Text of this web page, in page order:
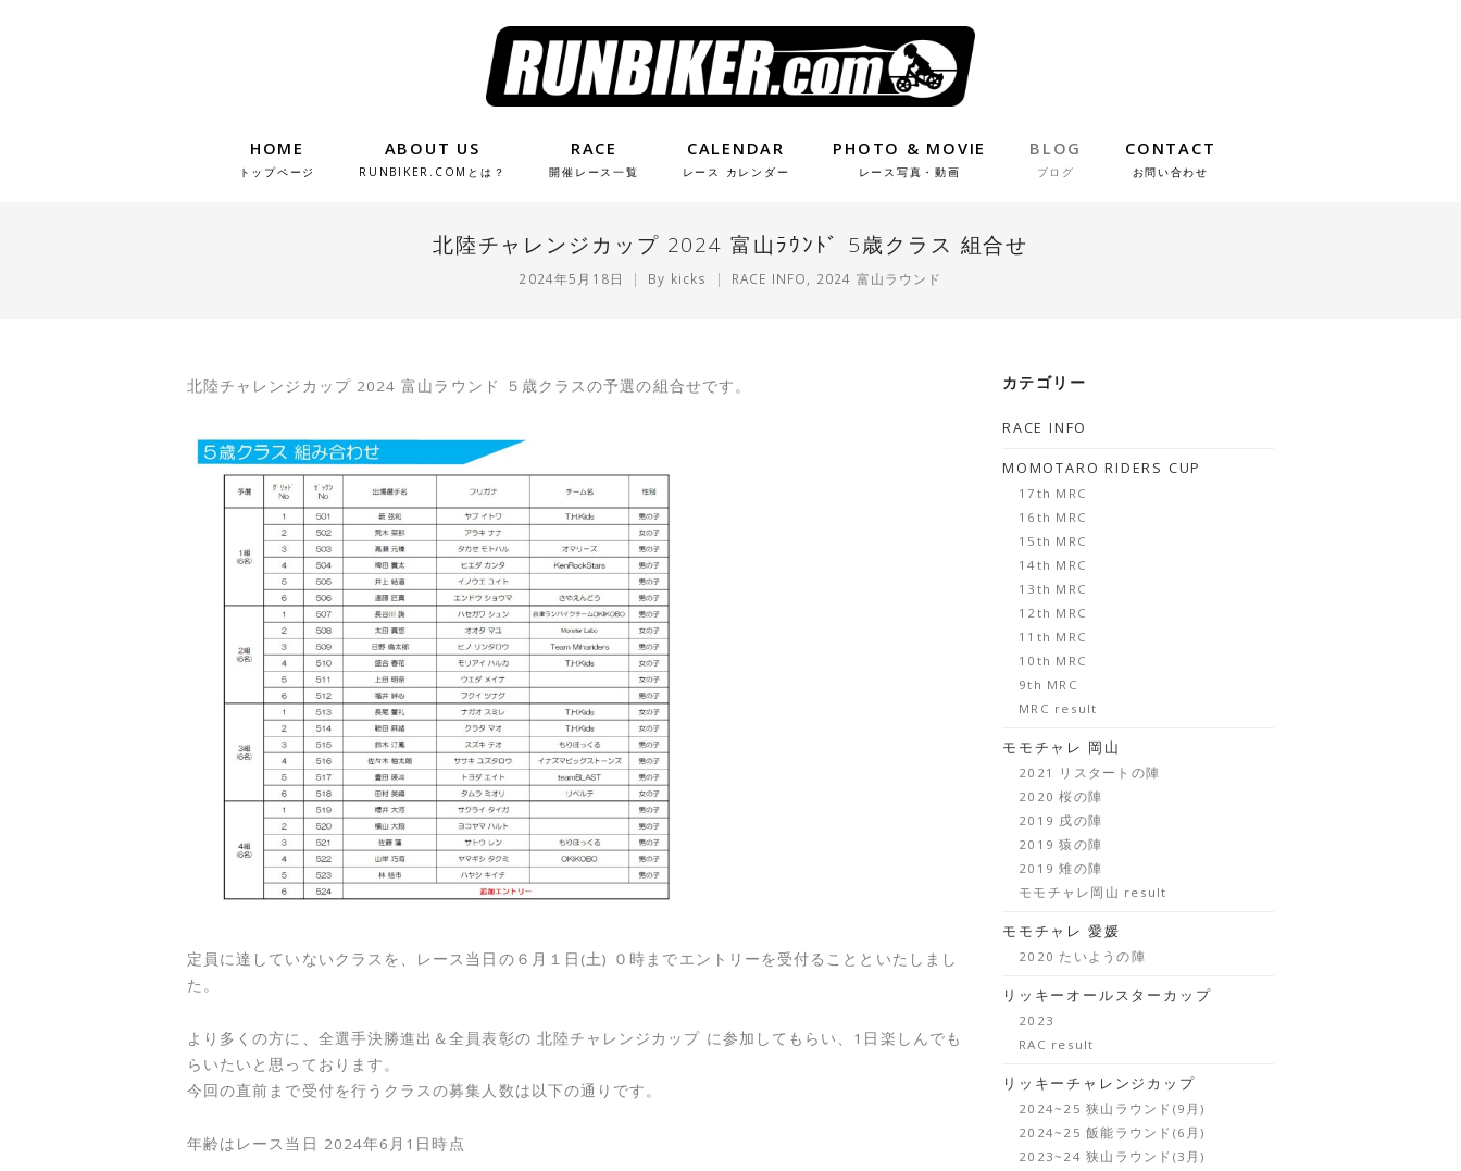
HOME
トップページ
ABOUT US
RUNBIKER.COMとは？
RACE
開催レース一覧
CALENDAR
レース カレンダー
PHOTO & MOVIE
レース写真・動画
BLOG
ブログ
CONTACT
お問い合わせ
北陸チャレンジカップ 2024 富山ﾗｳﾝﾄﾞ 5歳クラス 組合せ
2024年5月18日 By kicks RACE INFO 2024 富山ラウンド
北陸チャレンジカップ 2024 富山ラウンド ５歳クラスの予選の組合せです。
定員に達していないクラスを、レース当日の６月１日(土) ０時までエントリーを受付ることといたしまし
た。
より多くの方に、全選手決勝進出＆全員表彰の 北陸チャレンジカップ に参加してもらい、1日楽しんでも
らいたいと思っております。
今回の直前まで受付を行うクラスの募集人数は以下の通りです。
年齢はレース当日 2024年6月1日時点
カテゴリー
RACE INFO
MOMOTARO RIDERS CUP
17th MRC
16th MRC
15th MRC
14th MRC
13th MRC
12th MRC
11th MRC
10th MRC
9th MRC
MRC result
モモチャレ 岡山
2021 リスタートの陣
2020 桜の陣
2019 戌の陣
2019 猿の陣
2019 雉の陣
モモチャレ岡山 result
モモチャレ 愛媛
2020 たいようの陣
リッキーオールスターカップ
2023
RAC result
リッキーチャレンジカップ
2024~25 狭山ラウンド(9月)
2024~25 飯能ラウンド(6月)
2023~24 狭山ラウンド(3月)